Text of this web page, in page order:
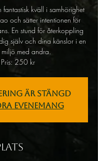
fantastisk kväll i samhörighet
och sätter intentionen för
En stund för återkoppling
själv och dina känslor i en
med andra.
Pris: 250 kr
är stängd
evenemang